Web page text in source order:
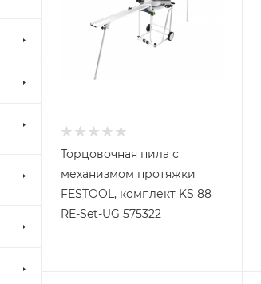
Торцовочная пила с
механизмом протяжки
FESTOOL, комплект KS 88
RE-Set-UG 575322